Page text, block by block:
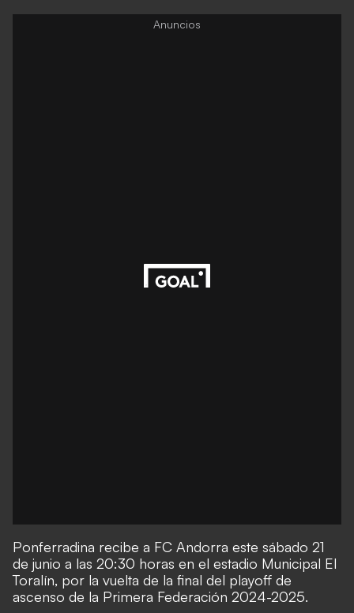
Ponferradina recibe a FC Andorra este sábado 21
de junio a las 20:30 horas en el estadio Municipal El
Toralín, por la vuelta de la final del playoff de
ascenso de la Primera Federación 2024-2025.